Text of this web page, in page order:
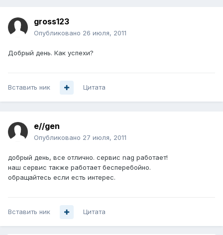
gross123
Опубликовано 26 июля, 2011
Добрый день. Как успехи?
Вставить ник Цитата
e//gen
Опубликовано 27 июля, 2011
добрый день, все отлично. сервис nag работает!
наш сервис также работает бесперебойно.
обращайтесь если есть интерес.
Вставить ник Цитата